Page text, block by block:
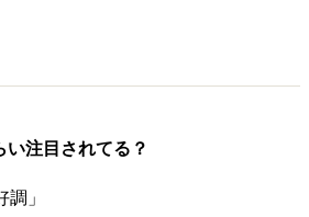
い注目されてる？
調 」